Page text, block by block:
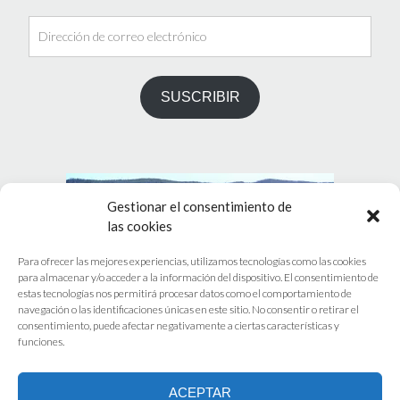
Gestionar el consentimiento de
las cookies
Para ofrecer las mejores experiencias, utilizamos tecnologías como las cookies
para almacenar y/o acceder a la información del dispositivo. El consentimiento de
estas tecnologías nos permitirá procesar datos como el comportamiento de
navegación o las identificaciones únicas en este sitio. No consentir o retirar el
consentimiento, puede afectar negativamente a ciertas características y
funciones.
ACEPTAR
de
correo
SUSCRIBIR
PRÓXIMO EVENTOS